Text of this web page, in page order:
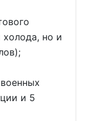
но и
и 5